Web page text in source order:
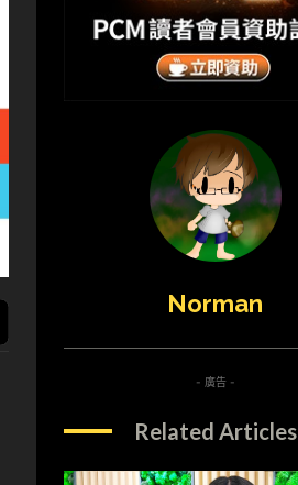
Norman
- 廣告 -
Related Articles